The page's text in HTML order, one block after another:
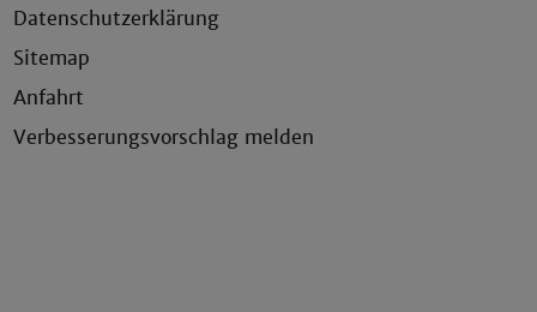
Datenschutzerklärung
Sitemap
Anfahrt
Verbesserungsvorschlag melden